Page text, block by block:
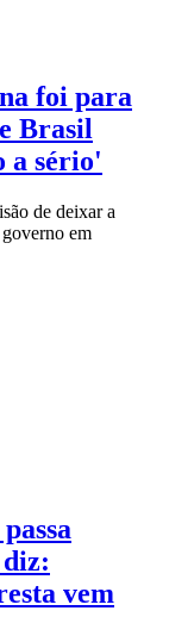
foi para
Brasil
a sério'
de deixar a
em
vem